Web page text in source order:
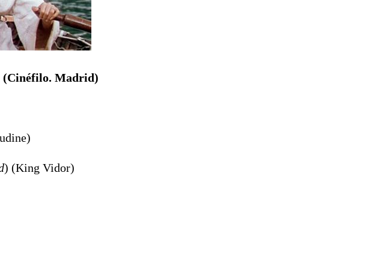
(Cinéfilo. Madrid)
) (King Vidor)